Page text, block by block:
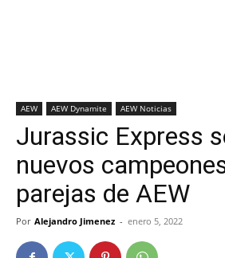
AEW AEW Dynamite AEW Noticias
Jurassic Express
nuevos
parejas de AEW
Por Alejandro Jimenez - enero 5, 2022